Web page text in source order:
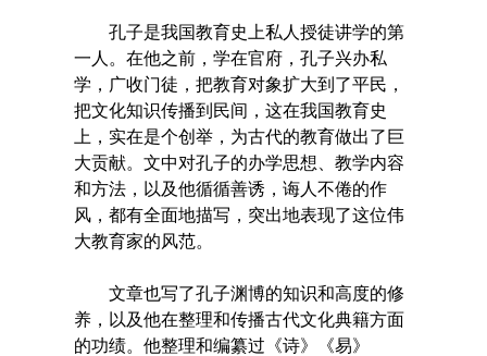
孔子是我国教育史上私人授徒讲学的第
一人。在他之前，学在官府，孔子兴办私
学，广收门徒，把教育对象扩大到了平民，
把文化知识传播到民间，这在我国教育史
上，实在是个创举，为古代的教育做出了巨
大贡献。文中对孔子的办学思想、教学内容
和方法，以及他循循善诱，诲人不倦的作
风，都有全面地描写，突出地表现了这位伟
大教育家的风范。
文章也写了孔子渊博的知识和高度的修
养，以及他在整理和传播古代文化典籍方面
的功绩。他整理和编纂过《诗》《易》